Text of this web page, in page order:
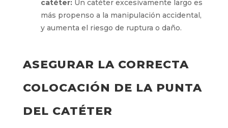
catéter está en una posición inadecuada,
como en la aurícula, podría aumentar el
Mayor riesgo de rotura o daño del
es más propenso a la manipulación
o daño.